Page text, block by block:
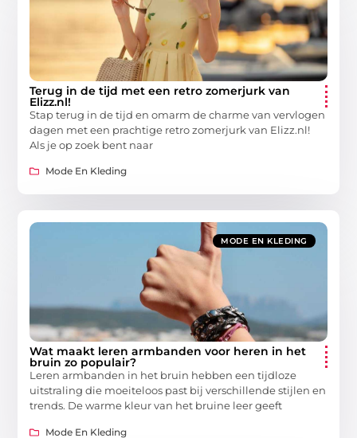
Terug in de tijd met een retro zomerjurk van
Elizz.nl!
Stap terug in de tijd en omarm de charme van vervlogen
dagen met een prachtige retro zomerjurk van Elizz.nl!
Als je op zoek bent naar
Mode En Kleding
MODE EN KLEDING
Wat maakt leren armbanden voor heren in het
bruin zo populair?
Leren armbanden in het bruin hebben een tijdloze
uitstraling die moeiteloos past bij verschillende stijlen en
trends. De warme kleur van het bruine leer geeft
Mode En Kleding